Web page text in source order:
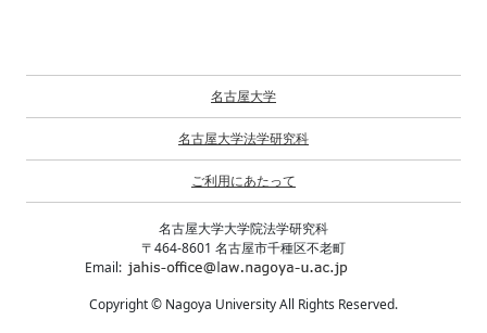
名古屋大学
名古屋大学法学研究科
ご利用にあたって
名古屋大学大学院法学研究科
〒464-8601 名古屋市千種区不老町
Email:
Copyright © Nagoya University All Rights Reserved.